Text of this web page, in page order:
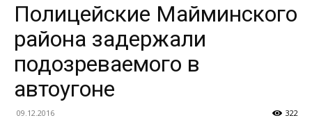
Полицейские Майминского
района задержали
подозреваемого в
автоугоне
09.12.2016 322